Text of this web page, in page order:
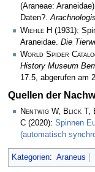
(Araneae:
Daten?.
Wiehle H (1931):
Araneidae. Die
World Spider
History Museum
17.5, abgerufen am
Quellen der
Nentwig W, Blick T,
C (2020): Spinnen
(automatisch
Kategorien: Araneus